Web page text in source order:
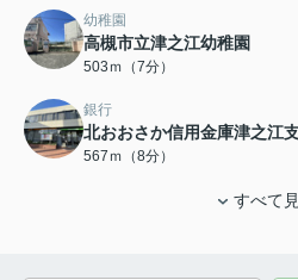
幼稚園
高槻市立津之江幼稚園
503ｍ（7分）
銀行
北おおさか信用金庫津之江
567ｍ（8分）
すべて